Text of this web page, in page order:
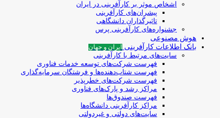
اشخاص موثر بر کارآفرینی در ایران
پیشران‌های کارآفرینی
تاثیرگذاران دانشگاهی
جشنواره‌های کارآفرینی‌ پرس
هوش مصنوعی
بانک اطلاعات کارآفرینی
ایران و جهان
سایت‌های مرتبط با کارآفرینی
فهرست شرکت‌های‌‌ توسعه‌ خدمات فناوری
فهرست شتاب‌دهنده‌ها‌ و فرشتگان‌ سرمایه‌گذاری
فهرست شرکت‌های خطرپذیر
مراکز رشد و پارک‌های فناوری
فهرست صندوق‌ها
مراکز کارآفرینی دانشگاه‌ها
سایت‌های دولتی و غیردولتی